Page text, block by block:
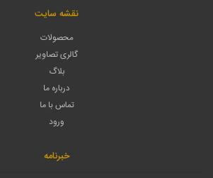
نقشه سایت
محصولات
گالری تصاویر
بلاگ
درباره ما
تماس با ما
ورود
خبرنامه